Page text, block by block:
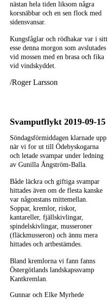
nästan hela tiden liksom några
korsnäbbar och en sen flock med
sidensvansar.
Kungsfåglar och rödhakar var i sitt
esse denna morgon som avslutades
vid mossen med en brasa och fika
vid vindskyddet.
/Roger Larsson
Svamputflykt 2019-09-15
Söndagsförmiddagen klarnade upp
när vi for ut till Ödebyskogarna
och letade svampar under ledning
av Gunilla Ångström-Balla.
Både läckra och giftiga svampar
hittades även om de flesta kanske
var någonstans mittemellan.
Soppar, kremlor, riskor,
kantareller, fjällskivlingar,
spindelskivlingar, musseroner
(fläckmusseron) och ännu mera
hittades och artbestämdes.
Bland kremlorna vi fann fanns
Östergötlands landskapssvamp
Kantkremlan.
Gunnar och Elke Myrhede